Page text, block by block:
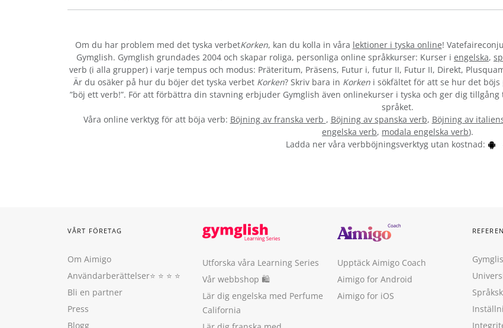
Om du har problem med det tyska verbetKorken, kan du kolla in våra lektioner i tyska online!
Gymglish. Gymglish grundades 2004 och skapar roliga, personliga online språkkurser: Kurser i engelska,
verb (i alla grupper) i varje tempus och modus: Präteritum, Präsens, Futur i, futur II, Futur II, Direkt,
Är du osäker på hur du böjer det tyska verbet Korken? Skriv bara in Korken i sökfältet för att se hur det böjs
”böj ett verb!”. För att förbättra din stavning erbjuder Gymglish även onlinekurser i tyska och ger dig
språket.
Våra online verktyg för att böja verb: Böjning av franska verb , Böjning av spanska verb, Böjning av
engelska verb, modala engelska verb).
Ladda ner våra verbböjningsverktyg utan kostnad:
VÅRT FÖRETAG
Om Aimigo
Användarberättelser⭐️ ⭐️ ⭐️ ⭐️
Bli en partner
Press
Blogg
Utforska våra Learning Series
Vår webbshop 🛍
Lär dig engelska med Perfume
California
Upptäck Aimigo Coach
Aimigo for Android
Aimigo for iOS